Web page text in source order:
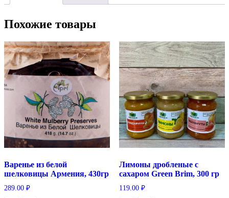
Похожие товары
Варенье из белой
шелковицы Армения, 430гр
289.00 ₽
Лимоны дробленые с
сахаром Green Brim, 300 гр
119.00 ₽